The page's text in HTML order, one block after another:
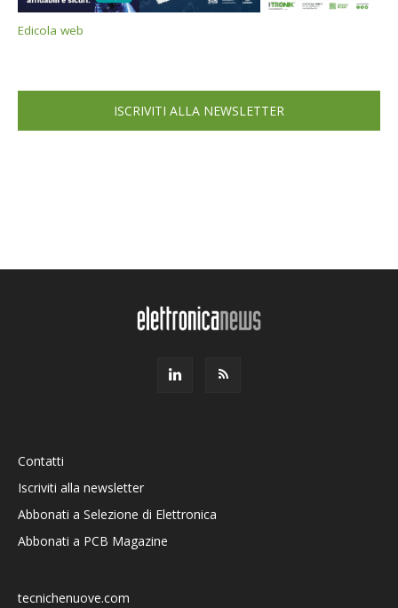
Edicola web
ISCRIVITI ALLA NEWSLETTER
Contatti
Iscriviti alla newsletter
Abbonati a Selezione di Elettronica
Abbonati a PCB Magazine
tecnichenuove.com